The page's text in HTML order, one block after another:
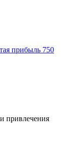
прибыль 750
привлечения